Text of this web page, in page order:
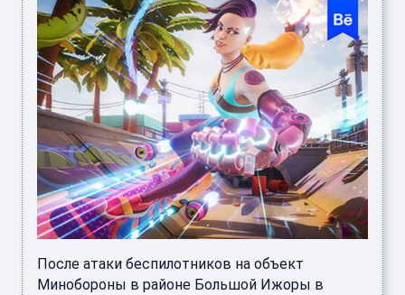
После атаки беспилотников на объект
Минобороны в районе Большой Ижоры в